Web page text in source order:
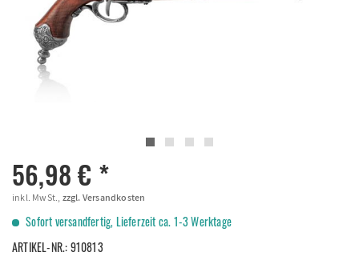
56,98 € *
inkl. MwSt., zzgl. Versandkosten
Sofort versandfertig, Lieferzeit ca. 1-3 Werktage
ARTIKEL-NR.:910813